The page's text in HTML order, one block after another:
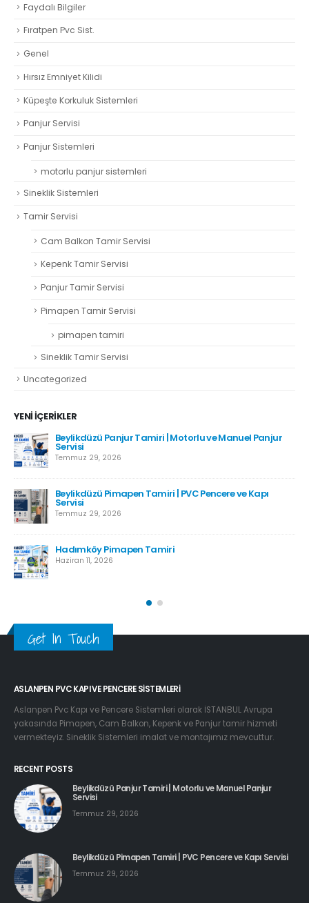
Faydalı Bilgiler
Fıratpen Pvc Sist.
Genel
Hırsız Emniyet Kilidi
Küpeşte Korkuluk Sistemleri
Panjur Servisi
Panjur Sistemleri
motorlu panjur sistemleri
Sineklik Sistemleri
Tamir Servisi
Cam Balkon Tamir Servisi
Kepenk Tamir Servisi
Panjur Tamir Servisi
Pimapen Tamir Servisi
pimapen tamiri
Sineklik Tamir Servisi
Uncategorized
YENI İÇERIKLER
Beylikdüzü Panjur Tamiri | Motorlu ve Manuel Panjur
Servisi
Temmuz 29, 2026
Beylikdüzü Pimapen Tamiri | PVC Pencere ve Kapı
Servisi
Temmuz 29, 2026
Hadımköy Pimapen Tamiri
Haziran 11, 2026
Get In Touch
ASLANPEN PVC KAPI VE PENCERE SISTEMLERI
Aslanpen Pvc Kapı ve Pencere Sistemleri olarak İSTANBUL Avrupa
yakasında Pimapen, Cam Balkon, Kepenk ve Panjur tamir hizmeti
vermekteyiz. Sineklik Sistemleri imalat ve montajımız mevcuttur.
RECENT POSTS
Beylikdüzü Panjur Tamiri | Motorlu ve Manuel Panjur
Servisi
Temmuz 29, 2026
Beylikdüzü Pimapen Tamiri | PVC Pencere ve Kapı Servisi
Temmuz 29, 2026